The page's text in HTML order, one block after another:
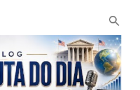
principal